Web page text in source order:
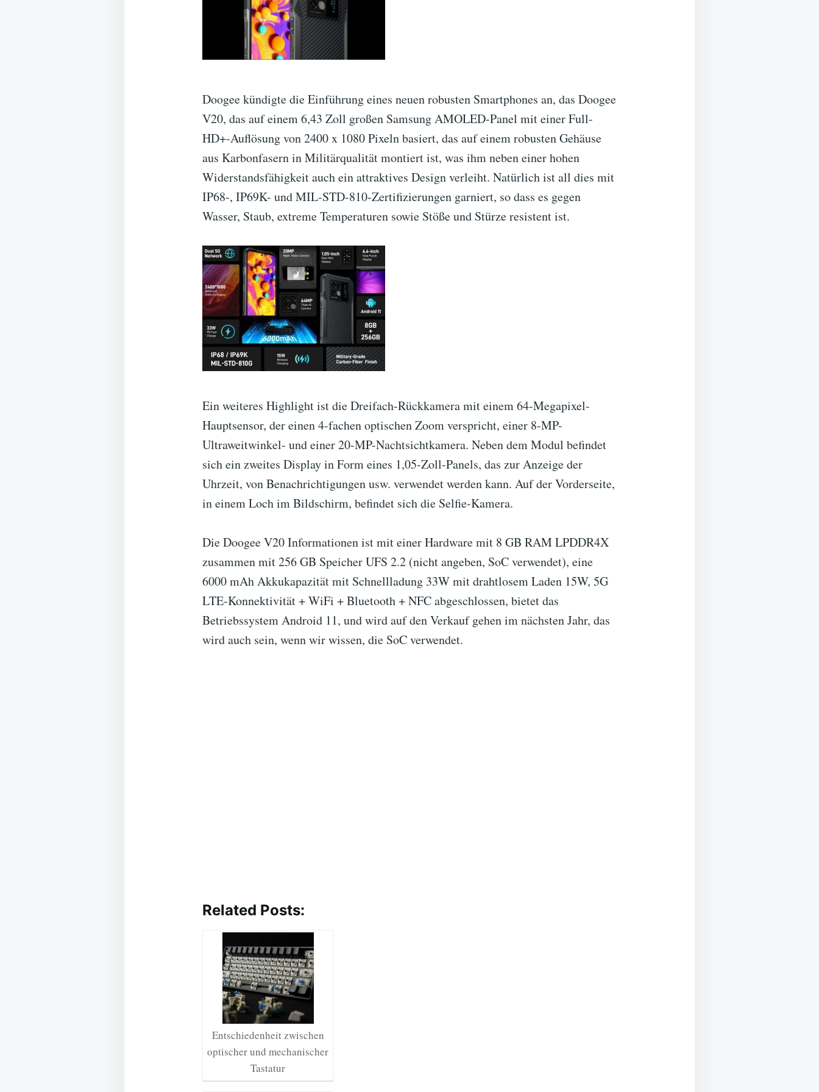
Doogee kündigte die Einführung eines neuen robusten Smartphones an, das Doogee
V20, das auf einem 6,43 Zoll großen Samsung AMOLED-Panel mit einer Full-
HD+-Auflösung von 2400 x 1080 Pixeln basiert, das auf einem robusten Gehäuse
aus Karbonfasern in Militärqualität montiert ist, was ihm neben einer hohen
Widerstandsfähigkeit auch ein attraktives Design verleiht. Natürlich ist all dies mit
IP68-, IP69K- und MIL-STD-810-Zertifizierungen garniert, so dass es gegen
Wasser, Staub, extreme Temperaturen sowie Stöße und Stürze resistent ist.
Ein weiteres Highlight ist die Dreifach-Rückkamera mit einem 64-Megapixel-
Hauptsensor, der einen 4-fachen optischen Zoom verspricht, einer 8-MP-
Ultraweitwinkel- und einer 20-MP-Nachtsichtkamera. Neben dem Modul befindet
sich ein zweites Display in Form eines 1,05-Zoll-Panels, das zur Anzeige der
Uhrzeit, von Benachrichtigungen usw. verwendet werden kann. Auf der Vorderseite,
in einem Loch im Bildschirm, befindet sich die Selfie-Kamera.
Die Doogee V20 Informationen ist mit einer Hardware mit 8 GB RAM LPDDR4X
zusammen mit 256 GB Speicher UFS 2.2 (nicht angeben, SoC verwendet), eine
6000 mAh Akkukapazität mit Schnellladung 33W mit drahtlosem Laden 15W, 5G
LTE-Konnektivität + WiFi + Bluetooth + NFC abgeschlossen, bietet das
Betriebssystem Android 11, und wird auf den Verkauf gehen im nächsten Jahr, das
wird auch sein, wenn wir wissen, die SoC verwendet.
Related Posts:
Entschiedenheit zwischen
optischer und mechanischer
Tastatur